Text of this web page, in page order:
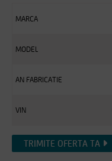
MARCA
MODEL
AN FABRICATIE
VIN
TRIMITE OFERTA TA